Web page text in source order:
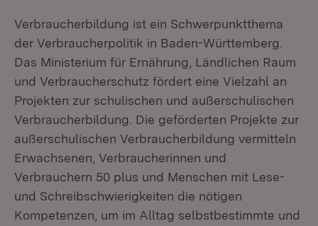
Verbraucherbildung ist ein Schwerpunktthema
der Verbraucherpolitik in Baden-Württemberg.
Das Ministerium für Ernährung, Ländlichen Raum
und Verbraucherschutz fördert eine Vielzahl an
Projekten zur schulischen und außerschulischen
Verbraucherbildung. Die geförderten Projekte zur
außerschulischen Verbraucherbildung vermitteln
Erwachsenen, Verbraucherinnen und
Verbrauchern 50 plus und Menschen mit Lese-
und Schreibschwierigkeiten die nötigen
Kompetenzen, um im Alltag selbstbestimmte und